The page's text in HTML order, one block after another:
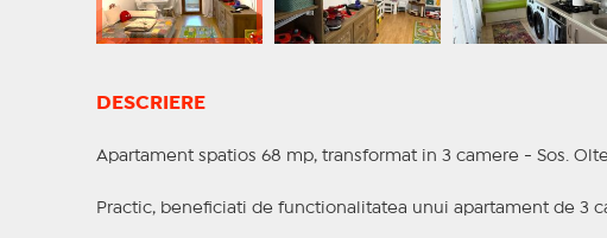
DESCRIERE
Apartament spatios 68 mp, transformat in 3 camere - Sos.
Practic, beneficiati de functionalitatea unui apartament de 3